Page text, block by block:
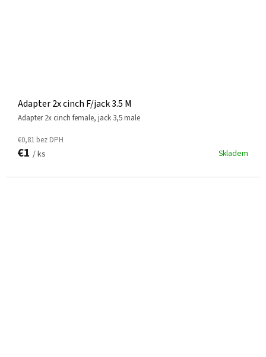
Adapter 2x cinch F/jack 3.5 M
adapter 2x cinch female, jack 3,5 male
Skladem
€0,81 bez DPH
€1 / ks